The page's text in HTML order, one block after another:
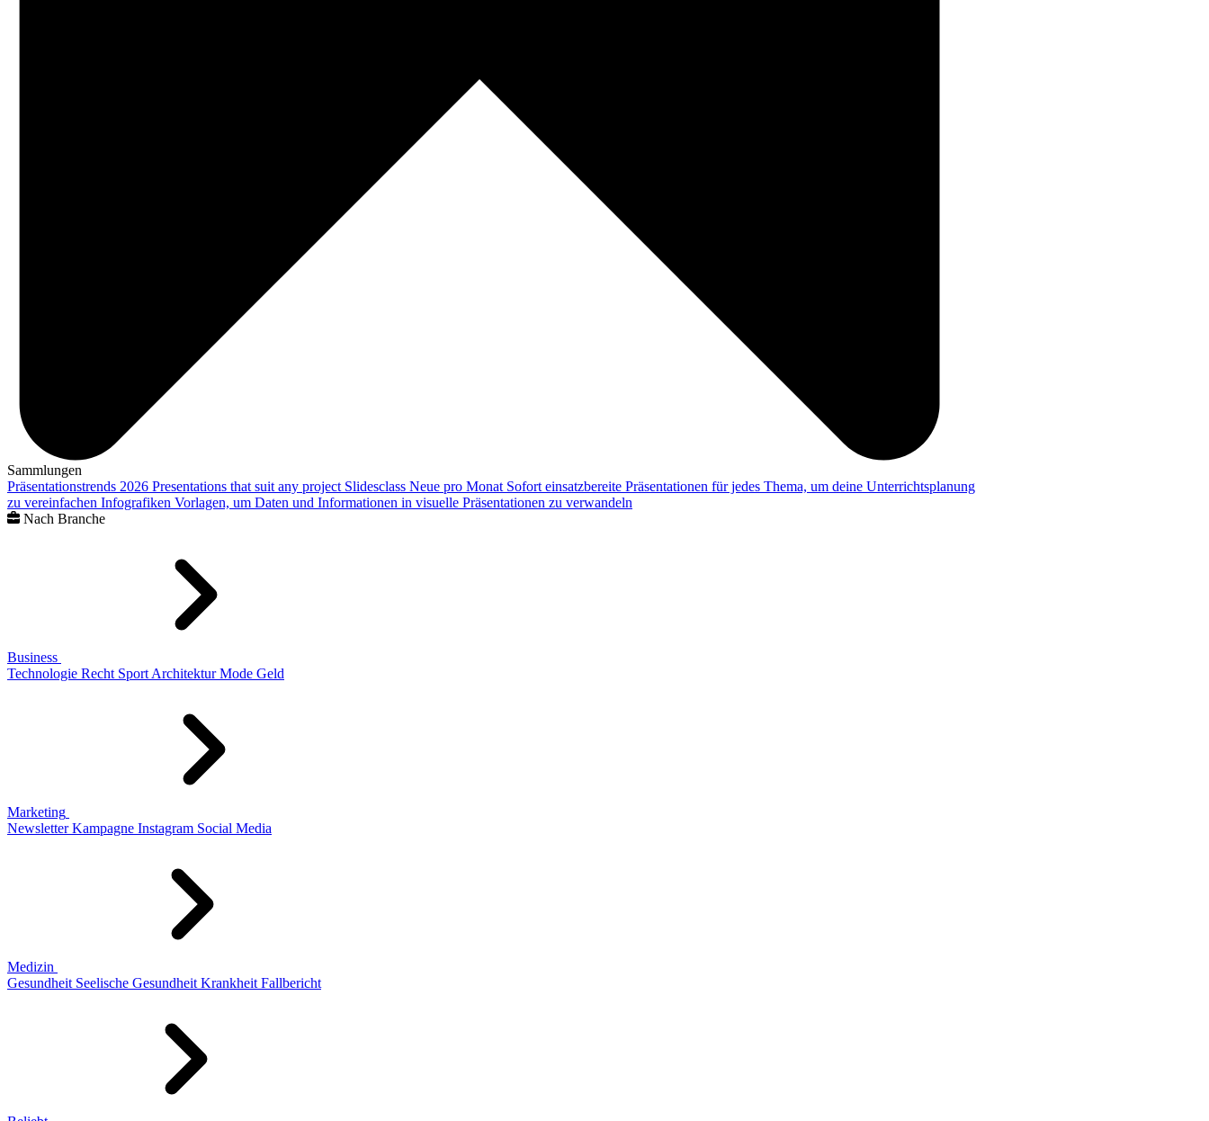
Sammlungen
Präsentationstrends 2026 Presentations that suit any project Slidesclass Neue pro Monat Sofort einsatzbereite Präsentationen für jedes Thema, um deine Unterrichtsplanung
zu vereinfachen Infografiken Vorlagen, um Daten und Informationen in visuelle Präsentationen zu verwandeln
Nach Branche
Business
Technologie Recht Sport Architektur Mode Geld
Marketing
Newsletter Kampagne Instagram Social Media
Medizin
Gesundheit Seelische Gesundheit Krankheit Fallbericht